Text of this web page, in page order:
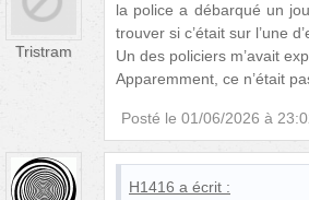
Tristram
la police a débarqué un
trouver si c’était sur l’une
Un des policiers m’avait
Apparemment, ce n’était
Posté le 01/06/2026 à
H1416 a écrit :